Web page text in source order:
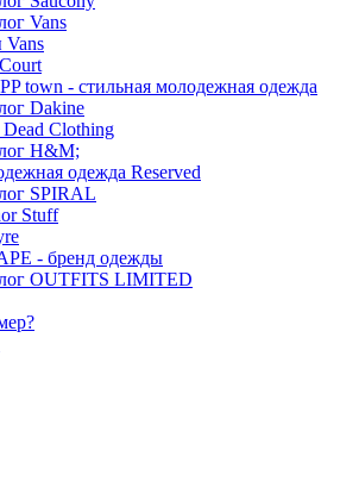
Vans
town - стильная молодежная одежда
Dakine
Clothing
H&M;
одежда Reserved
SPIRAL
Stuff
- бренд одежды
OUTFITS LIMITED